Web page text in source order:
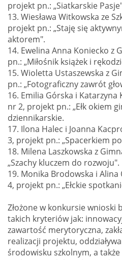
projekt pn.: „Siatkarskie
13. Wiesława Witkowska ze
projekt pn.: „Staję się
aktorem".
14. Ewelina Anna Koniecko z
pn.: „Miłośnik książek i
15. Wioletta Ustaszewska z
pn.: „Fotograficzny zawrót
16. Emilia Górska i Katarzyna
nr 2, projekt pn.: „Ełk okiem
dziennikarskie.
17. Ilona Halec i Joanna
3, projekt pn.: „Spacerkiem
18. Milena Laszkowska z
„Szachy kluczem do rozwoju".
19. Monika Brodowska i
4, projekt pn.: „Ełckie
Złożone w konkursie wnioski
takich kryteriów jak:
zawartość merytoryczna,
realizacji projektu,
środowisku szkolnym, a